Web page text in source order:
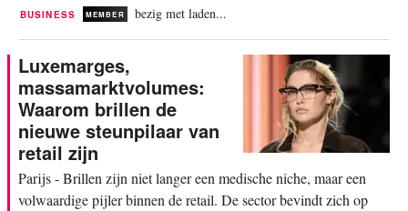
boekjaar 2025. De omzet profiteerde
in alle regio's. De jaaromzet bedroeg
28,49 miljard euro, een stijging van
7,5 procent ten opzichte van 26,51
miljard euro vorig jaar. Bij constante
wisselkoersen steeg de omzet...
BUSINESS MEMBER bezig met laden...
Luxemarges,
massamarktvolumes:
Waarom brillen de
nieuwe steunpilaar van
retail zijn
Parijs - Brillen zijn niet langer een medische niche, maar een
volwaardige pijler binnen de retail. De sector bevindt zich op